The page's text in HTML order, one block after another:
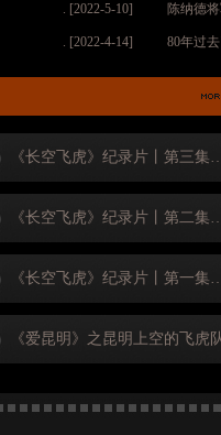
. [2022-5-10] 陈纳德
. [2022-4-14] 80年过
《长空飞虎》纪录片丨第三集
《长空飞虎》纪录片丨第二集
《长空飞虎》纪录片丨第一集
《爱昆明》之昆明上空的飞虎